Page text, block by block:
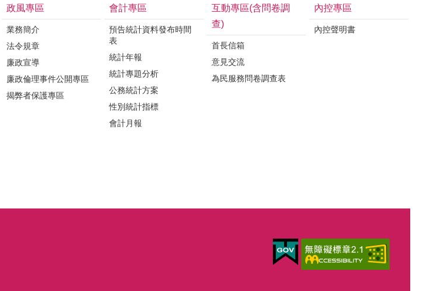
政風專區
業務簡介
法令規章
廉政宣導
廉政倫理事件公開專區
揭弊者保護專區
會計專區
預告統計資料發布時間
表
統計年報
統計專題分析
公務統計方案
性別統計指標
會計月報
互動專區(含問卷調
查)
首長信箱
意見交流
為民服務問卷調查表
內控專區
內控聲明書